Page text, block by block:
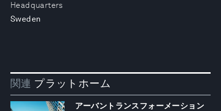
Headquarters
Sweden
関連 プラットホーム
アーバントランスフォーメーション